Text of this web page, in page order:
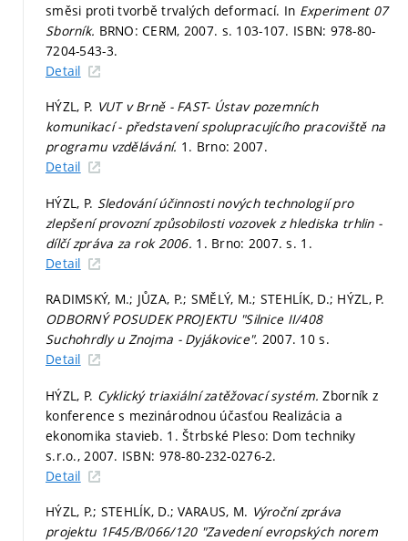
směsi proti tvorbě trvalých deformací. In Experiment 07
Sborník. BRNO: CERM, 2007. s. 103-107. ISBN: 978-80-
7204-543-3.
Detail
HÝZL, P. VUT v Brně - FAST- Ústav pozemních
komunikací - představení spolupracujícího pracoviště na
programu vzdělávání. 1. Brno: 2007.
Detail
HÝZL, P. Sledování účinnosti nových technologií pro
zlepšení provozní způsobilosti vozovek z hlediska trhlin -
dílčí zpráva za rok 2006. 1. Brno: 2007.s. 1.
Detail
RADIMSKÝ, M.; JŮZA, P.; SMĚLÝ, M.; STEHLÍK, D.; HÝZL, P.
ODBORNÝ POSUDEK PROJEKTU "Silnice II/408
Suchohrdly u Znojma - Dyjákovice". 2007. 10 s.
Detail
HÝZL, P. Cyklický triaxiální zatěžovací systém.Zborník z
konference s mezinárodnou účasťou Realizácia a
ekonomika stavieb. 1. Štrbské Pleso: Dom techniky
s.r.o., 2007. ISBN: 978-80-232-0276-2.
Detail
HÝZL, P.; STEHLÍK, D.; VARAUS, M. Výroční zpráva
projektu 1F45/B/066/120 "Zavedení evropských norem